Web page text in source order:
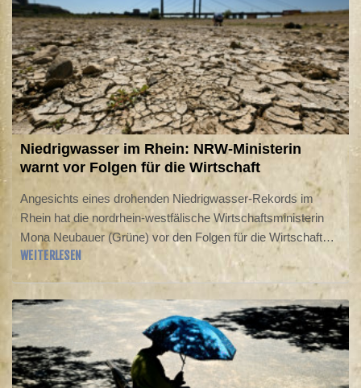
Niedrigwasser im Rhein: NRW-Ministerin
warnt vor Folgen für die Wirtschaft
Angesichts eines drohenden Niedrigwasser-Rekords im
Rhein hat die nordrhein-westfälische Wirtschaftsministerin
Mona Neubauer (Grüne) vor den Folgen für die Wirtschaft
gewarnt: "Der Rhein ist nicht nur Lebensader, er ist auch
einer unserer wichtigsten Handelswege", sagte sie der
"Rheinischen Post" vom Donnerstag. Die aktuell niedrigen
Pegelstände stellten die Wirtschaft vor Herausforderungen.
"Wir beobachten die aktuelle Lage daher sehr aufmerksam."
WEITERLESEN